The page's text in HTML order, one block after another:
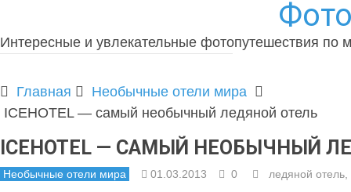
Интересные и увлекательные фотопутешествия по
Главная
Необычные отели мира
ICEHOTEL — самый необычный ледяной отель
ICEHOTEL — САМЫЙ НЕОБЫЧНЫЙ
Необычные отели мира 01.03.2013 0 ледяной отель